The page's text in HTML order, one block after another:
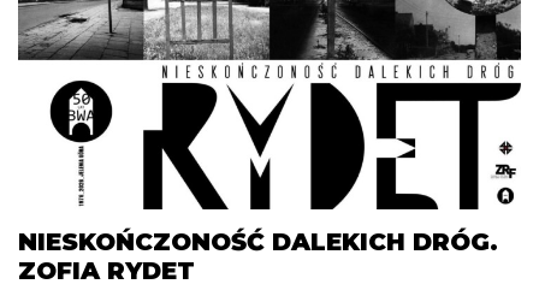
NIESKOŃCZONOŚĆ DALEKICH DRÓG.
ZOFIA RYDET